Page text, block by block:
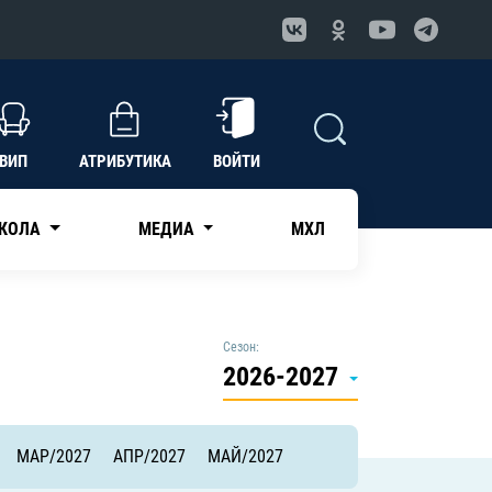
ВИП АТРИБУТИКА ВОЙТИ
МЕДИА МХЛ
Сезон:
2026-2027
МАР/2027 АПР/2027 МАЙ/2027